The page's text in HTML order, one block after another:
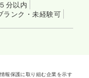
分以内
ランク・未経験可
報保護に取り組む企業を示す